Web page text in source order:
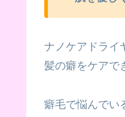
ナノケアドライ
髪の癖をケアで
癖毛で悩んでい